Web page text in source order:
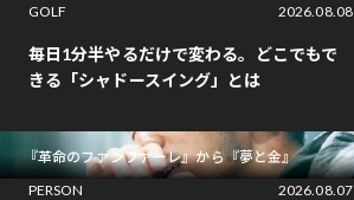
GOLF
2026.08.08
毎日1分半やるだけで変わる。どこでもで
きる「シャドースイング」とは
『革命のファンファーレ』から『夢と金』
PERSON
2026.08.07